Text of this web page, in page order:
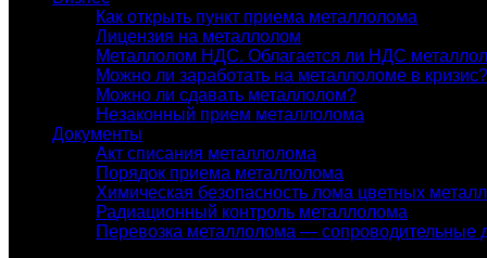
Как открыть пункт приема металлолома
Лицензия на металлолом
Металлолом НДС. Облагается ли НДС
Можно ли заработать на металлоломе в кризис?
Можно ли сдавать металлолом?
Незаконный прием металлолома
Документы
Акт списания металлолома
Порядок приема металлолома
Химическая безопасность лома цветных
Радиационный контроль металлолома
Перевозка металлолома — сопроводительные